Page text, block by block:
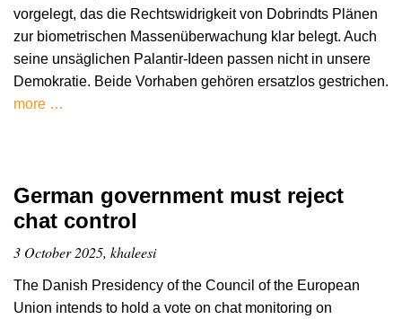
vorgelegt, das die Rechtswidrigkeit von Dobrindts Plänen
zur biometrischen Massenüberwachung klar belegt. Auch
seine unsäglichen Palantir-Ideen passen nicht in unsere
Demokratie. Beide Vorhaben gehören ersatzlos gestrichen.
more …
German government must reject
chat control
3 October 2025, khaleesi
The Danish Presidency of the Council of the European
Union intends to hold a vote on chat monitoring on